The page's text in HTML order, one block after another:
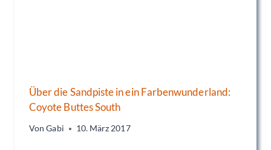
Über die Sandpiste in ein Farbenwunderland:
Coyote Buttes South
Von Gabi 10. März 2017